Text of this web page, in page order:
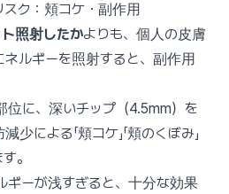
ク：頬コケ・副作用
照射したかよりも、個人の皮膚
ルギーを照射すると、副作用
位に、深いチップ（4.5mm）を
による「頬コケ」「頬のくぼみ」
。
ギーが浅すぎると、十分な効果